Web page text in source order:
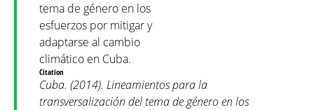
tema de género en los
esfuerzos por mitigar y
adaptarse al cambio
climático en Cuba.
Citation
Cuba. (2014). Lineamientos para la
transversalización del tema de género en los